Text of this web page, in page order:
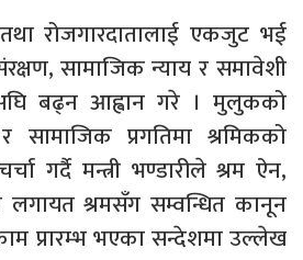
रोजगारदातालाई एकजुट भई
सामाजिक न्याय र समावेशी
बढ्न आह्वान गरे । मुलुकको
सामाजिक प्रगतिमा श्रमिकको
गर्दै मन्त्री भण्डारीले श्रम ऐन,
श्रमसँग सम्वन्धित कानून
प्रारम्भ भएका सन्देशमा उल्लेख